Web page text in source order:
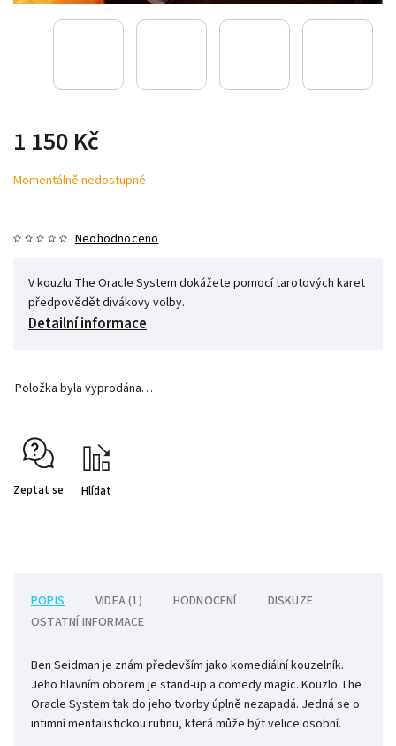
1 150 Kč
Momentálně nedostupné
Neohodnoceno
V kouzlu The Oracle System dokážete pomocí tarotových karet
předpovědět divákovy volby.
Detailní informace
Položka byla vyprodána…
Zeptat se Hlídat
POPIS VIDEA (1) HODNOCENÍ
DISKUZE
OSTATNÍ INFORMACE
Ben Seidman je znám především jako komediální kouzelník.
Jeho hlavním oborem je stand-up a comedy magic. Kouzlo The
Oracle System tak do jeho tvorby úplně nezapadá. Jedná se o
intimní mentalistickou rutinu, která může být velice osobní.